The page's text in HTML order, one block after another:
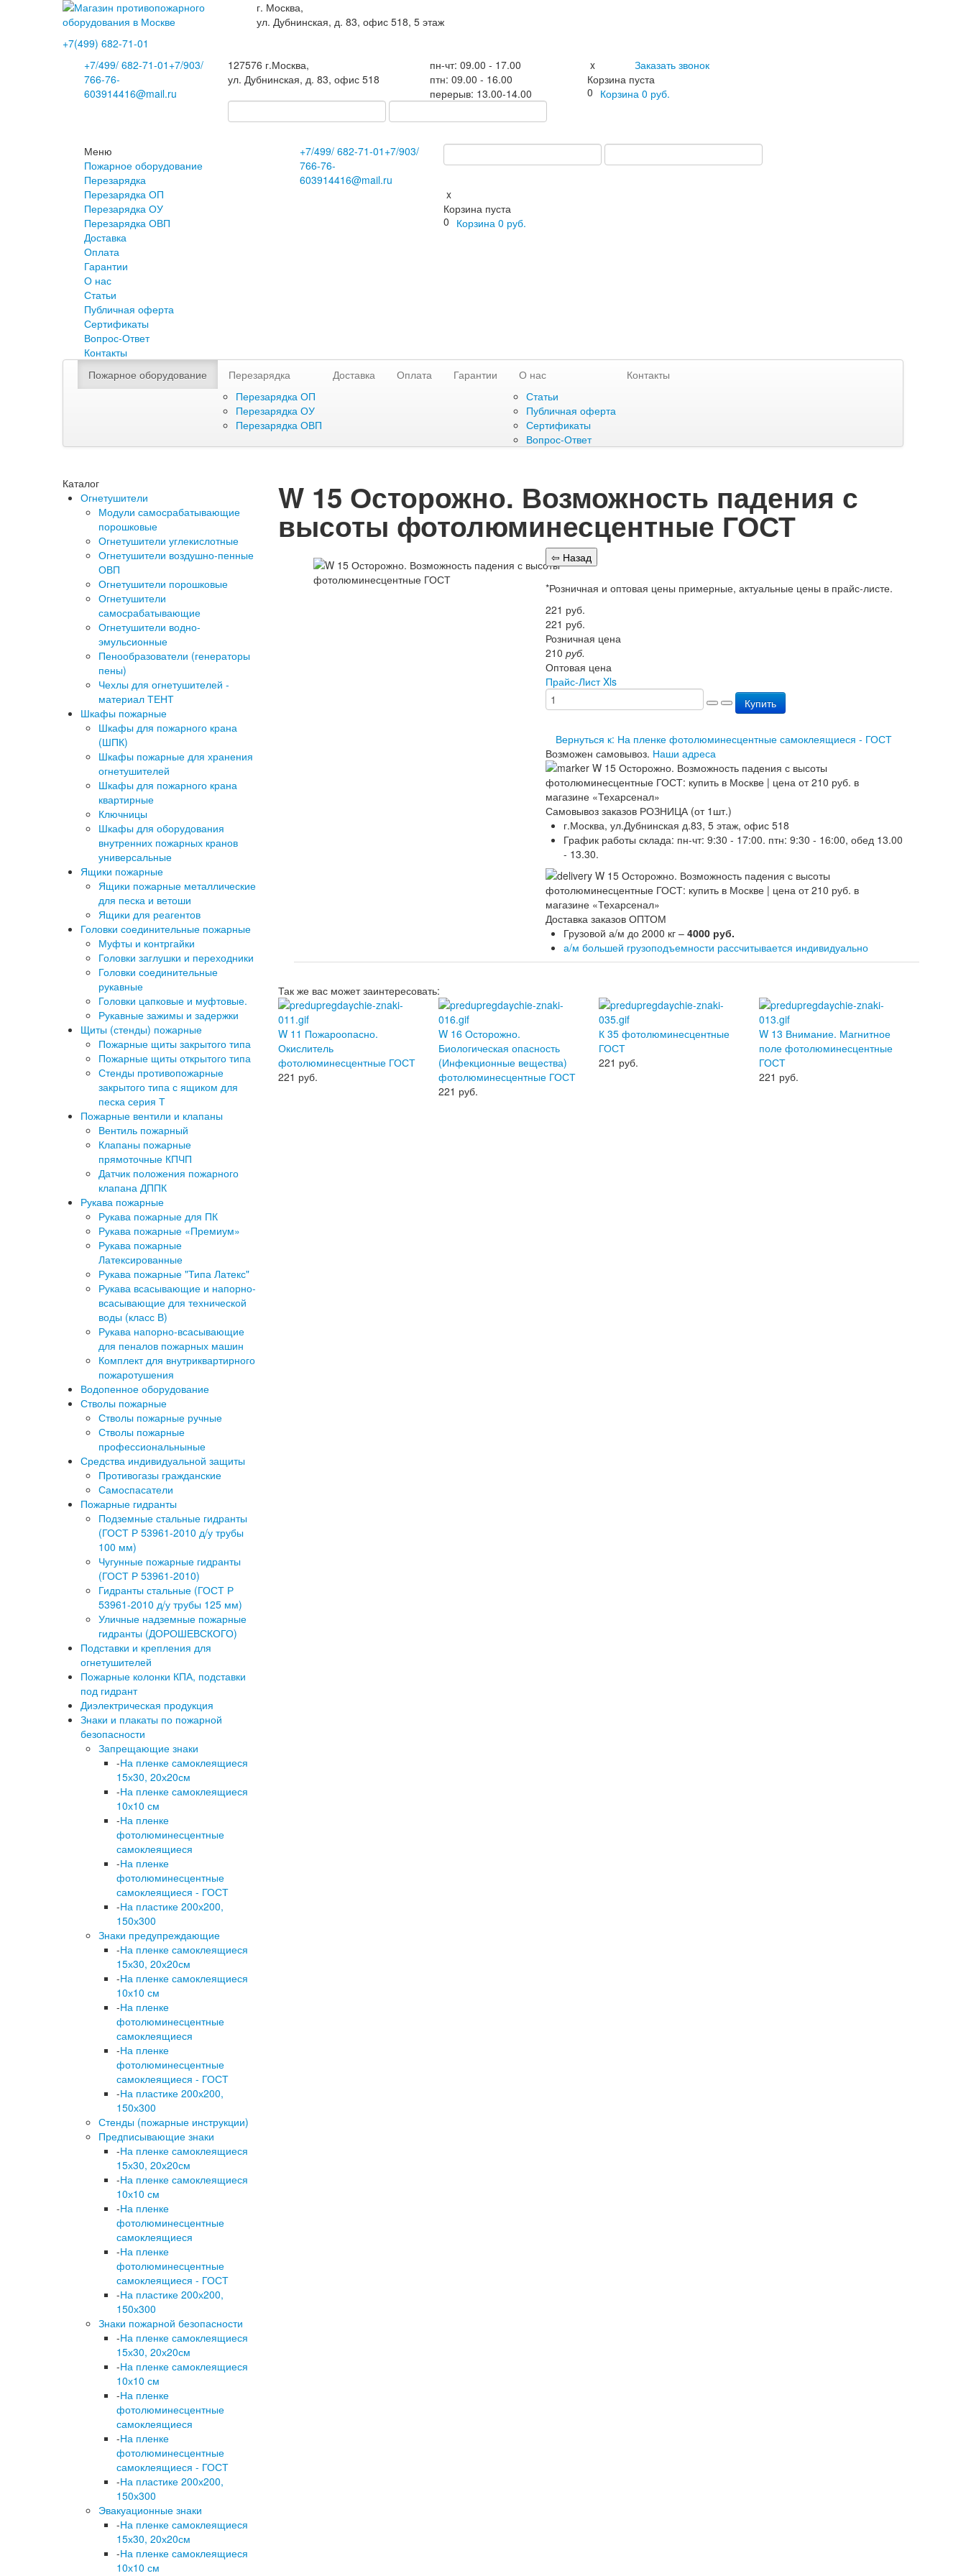
г. Москва,
ул. Дубнинская, д. 83, офис 518, 5 этаж
+7(499) 682-71-01
+7/499/ 682-71-01 +7/903/
766-76-
603914416@mail.ru
127576 г.Москва,
ул. Дубнинская, д. 83, офис 518
пн-чт: 09.00 - 17.00
птн: 09.00 - 16.00
перерыв: 13.00-14.00
Заказать звонок
x
Корзина пуста
0 Корзина 0 руб.
Меню
Пожарное оборудование
Перезарядка
Перезарядка ОП
Перезарядка ОУ
Перезарядка ОВП
Доставка
Оплата
Гарантии
О нас
Статьи
Публичная оферта
Сертификаты
Вопрос-Ответ
Контакты
+7/499/ 682-71-01 +7/903/
766-76-
603914416@mail.ru
x
Корзина пуста
0 Корзина 0 руб.
Пожарное оборудование
Перезарядка
Перезарядка ОП
Перезарядка ОУ
Перезарядка ОВП
Доставка Оплата Гарантии
О нас
Статьи
Публичная оферта
Сертификаты
Вопрос-Ответ
Контакты
Каталог
Огнетушители
Модули самосрабатывающие
порошковые
Огнетушители углекислотные
Огнетушители воздушно-пенные
ОВП
Огнетушители порошковые
Огнетушители
самосрабатывающие
Огнетушители водно-
эмульсионные
Пенообразователи (генераторы
пены)
Чехлы для огнетушителей -
материал ТЕНТ
Шкафы пожарные
Шкафы для пожарного крана
(ШПК)
Шкафы пожарные для хранения
огнетушителей
Шкафы для пожарного крана
квартирные
Ключницы
Шкафы для оборудования
внутренних пожарных кранов
универсальные
Ящики пожарные
Ящики пожарные металлические
для песка и ветоши
Ящики для реагентов
Головки соединительные пожарные
Муфты и контргайки
Головки заглушки и переходники
Головки соединительные
рукавные
Головки цапковые и муфтовые.
Рукавные зажимы и задержки
Щиты (стенды) пожарные
Пожарные щиты закрытого типа
Пожарные щиты открытого типа
Стенды противопожарные
закрытого типа с ящиком для
песка серия Т
Пожарные вентили и клапаны
Вентиль пожарный
Клапаны пожарные
прямоточные КПЧП
Датчик положения пожарного
клапана ДППК
Рукава пожарные
Рукава пожарные для ПК
Рукава пожарные «Премиум»
Рукава пожарные
Латексированные
Рукава пожарные "Типа Латекс"
Рукава всасывающие и напорно-
всасывающие для технической
воды (класс В)
Рукава напорно-всасывающие
для пеналов пожарных машин
Комплект для внутриквартирного
пожаротушения
Водопенное оборудование
Стволы пожарные
Стволы пожарные ручные
Стволы пожарные
профессиональныные
Средства индивидуальной защиты
Противогазы гражданские
Самоспасатели
Пожарные гидранты
Подземные стальные гидранты
(ГОСТ Р 53961-2010 д/у трубы
100 мм)
Чугунные пожарные гидранты
(ГОСТ Р 53961-2010)
Гидранты стальные (ГОСТ Р
53961-2010 д/у трубы 125 мм)
Уличные надземные пожарные
гидранты (ДОРОШЕВСКОГО)
Подставки и крепления для
огнетушителей
Пожарные колонки КПА, подставки
под гидрант
Диэлектрическая продукция
Знаки и плакаты по пожарной
безопасности
Запрещающие знаки
-На пленке самоклеящиеся
15х30, 20х20см
-На пленке самоклеящиеся
10х10 см
-На пленке
фотолюминесцентные
самоклеящиеся
-На пленке
фотолюминесцентные
самоклеящиеся - ГОСТ
-На пластике 200х200,
150х300
Знаки предупреждающие
-На пленке самоклеящиеся
15х30, 20х20см
-На пленке самоклеящиеся
10х10 см
-На пленке
фотолюминесцентные
самоклеящиеся
-На пленке
фотолюминесцентные
самоклеящиеся - ГОСТ
-На пластике 200х200,
150х300
Стенды (пожарные инструкции)
Предписывающие знаки
-На пленке самоклеящиеся
15х30, 20х20см
-На пленке самоклеящиеся
10х10 см
-На пленке
фотолюминесцентные
самоклеящиеся
-На пленке
фотолюминесцентные
самоклеящиеся - ГОСТ
-На пластике 200х200,
150х300
Знаки пожарной безопасности
-На пленке самоклеящиеся
15х30, 20х20см
-На пленке самоклеящиеся
10х10 см
-На пленке
фотолюминесцентные
самоклеящиеся
-На пленке
фотолюминесцентные
самоклеящиеся - ГОСТ
-На пластике 200х200,
150х300
Эвакуационные знаки
-На пленке самоклеящиеся
15х30, 20х20см
-На пленке самоклеящиеся
10х10 см
W 15 Осторожно. Возможность падения с
высоты фотолюминесцентные ГОСТ
*Розничная и оптовая цены примерные, актуальные цены в прайс-листе.
221 руб.
221 руб.
Розничная цена
210 руб.
Оптовая цена
Прайс-Лист Xls
Купить
Вернуться к: На пленке фотолюминесцентные самоклеящиеся - ГОСТ
Возможен самовывоз. Наши адреса
Самовывоз заказов РОЗНИЦА (от 1шт.)
г.Москва, ул.Дубнинская д.83, 5 этаж, офис 518
График работы склада: пн-чт: 9:30 - 17:00. птн: 9:30 - 16:00, обед 13.00
- 13.30.
Доставка заказов ОПТОМ
Грузовой а/м до 2000 кг – 4000 руб.
а/м большей грузоподъемности рассчитывается индивидуально
Так же вас может заинтересовать:
W 11 Пожароопасно.
Окислитель
фотолюминесцентные ГОСТ
221 руб.
W 16 Осторожно.
Биологическая опасность
(Инфекционные вещества)
фотолюминесцентные ГОСТ
221 руб.
К 35 фотолюминесцентные
ГОСТ
221 руб.
W 13 Внимание. Магнитное
поле фотолюминесцентные
ГОСТ
221 руб.